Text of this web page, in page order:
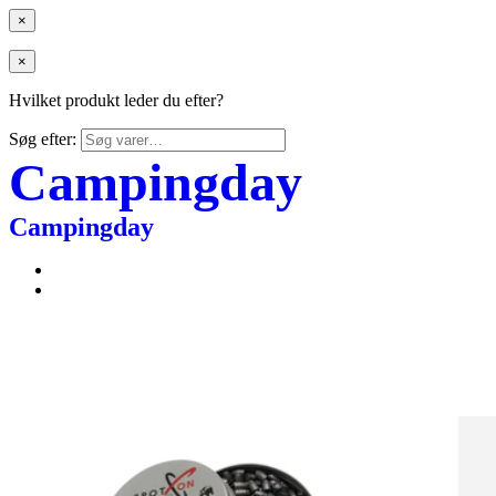
×
×
Hvilket produkt leder du efter?
Søg efter:
Campingday
Campingday